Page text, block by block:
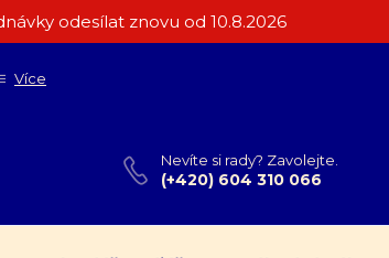
odesílat znovu od 10.8.2026
Více
Nevíte si rady? Zavolejte.
(+420) 604 310 066